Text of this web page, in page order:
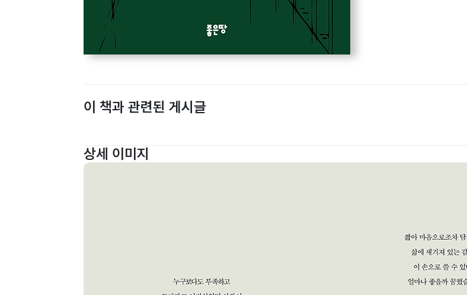
이 책과 관련된 게시글
상세 이미지